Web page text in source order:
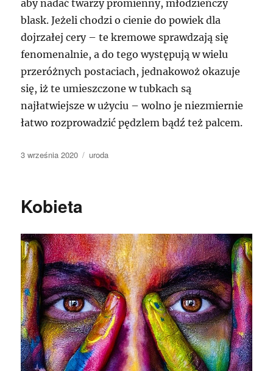
aby nadać twarzy promienny, młodzieńczy
blask. Jeżeli chodzi o cienie do powiek dla
dojrzałej cery – te kremowe sprawdzają się
fenomenalnie, a do tego występują w wielu
przeróżnych postaciach, jednakowoż okazuje
się, iż te umieszczone w tubkach są
najłatwiejsze w użyciu – wolno je niezmiernie
łatwo rozprowadzić pędzlem bądź też palcem.
Data
3 września 2020 Kategorie
uroda
Kobieta